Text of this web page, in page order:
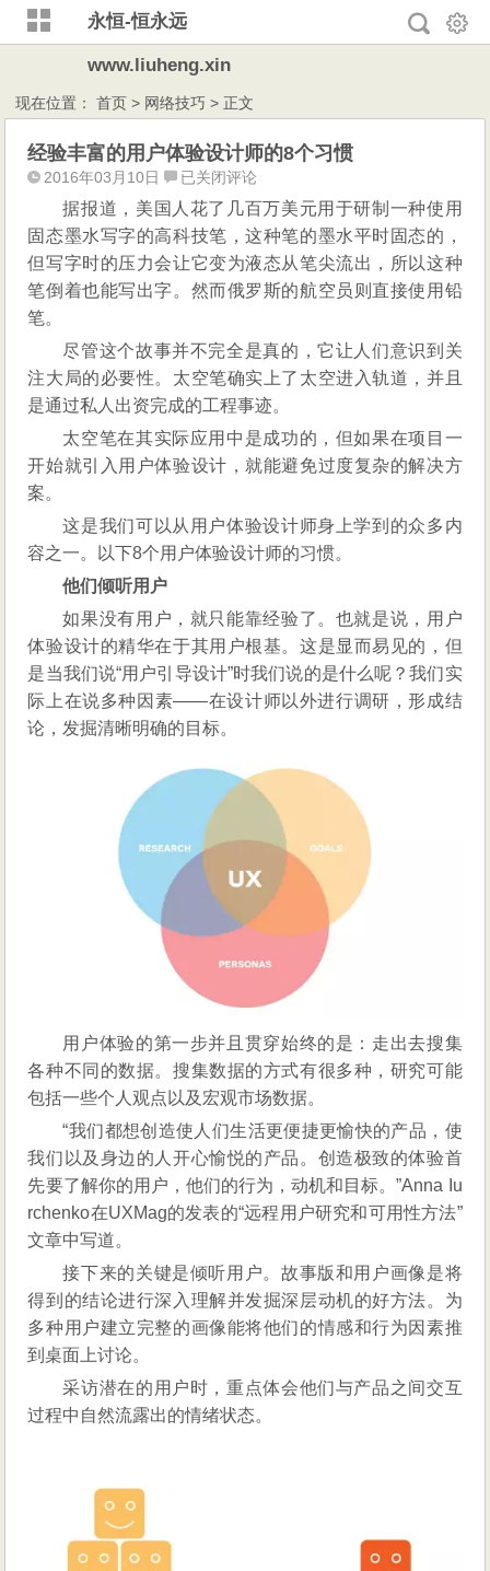
永恒-恒永远
www.liuheng.xin
现在位置：首页 > 网络技巧 > 正文
经验丰富的用户体验设计师的8个习惯
2016年03月10日
经
验
丰
富
的
用
体
验
计
师
的
习
惯
已关闭评论
据报道，美国人花了几百万美元用于研制一种使用
固态墨水写字的高科技笔，这种笔的墨水平时固态的，
但写字时的压力会让它变为液态从笔尖流出，所以这种
笔倒着也能写出字。然而俄罗斯的航空员则直接使用铅
笔。
尽管这个故事并不完全是真的，它让人们意识到关
注大局的必要性。太空笔确实上了太空进入轨道，并且
是通过私人出资完成的工程事迹。
太空笔在其实际应用中是成功的，但如果在项目一
开始就引入用户体验设计，就能避免过度复杂的解决方
案。
这是我们可以从用户体验设计师身上学到的众多内
容之一。以下8个用户体验设计师的习惯。
他们倾听用户
如果没有用户，就只能靠经验了。也就是说，用户
体验设计的精华在于其用户根基。这是显而易见的，但
是当我们说“用户引导设计”时我们说的是什么呢？我们实
际上在说多种因素——在设计师以外进行调研，形成结
论，发掘清晰明确的目标。
用户体验的第一步并且贯穿始终的是：走出去搜集
各种不同的数据。搜集数据的方式有很多种，研究可能
包括一些个人观点以及宏观市场数据。
“我们都想创造使人们生活更便捷更愉快的产品，使
我们以及身边的人开心愉悦的产品。创造极致的体验首
先要了解你的用户，他们的行为，动机和目标。”Anna Iu
rchenko在UXMag的发表的“远程用户研究和可用性方法”
文章中写道。
接下来的关键是倾听用户。故事版和用户画像是将
得到的结论进行深入理解并发掘深层动机的好方法。为
多种用户建立完整的画像能将他们的情感和行为因素推
到桌面上讨论。
采访潜在的用户时，重点体会他们与产品之间交互
过程中自然流露出的情绪状态。